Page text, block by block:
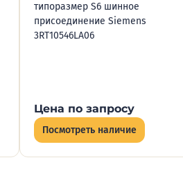
типоразмер S6 шинное
присоединение Siemens
3RT10546LA06
Цена по запросу
Посмотреть наличие